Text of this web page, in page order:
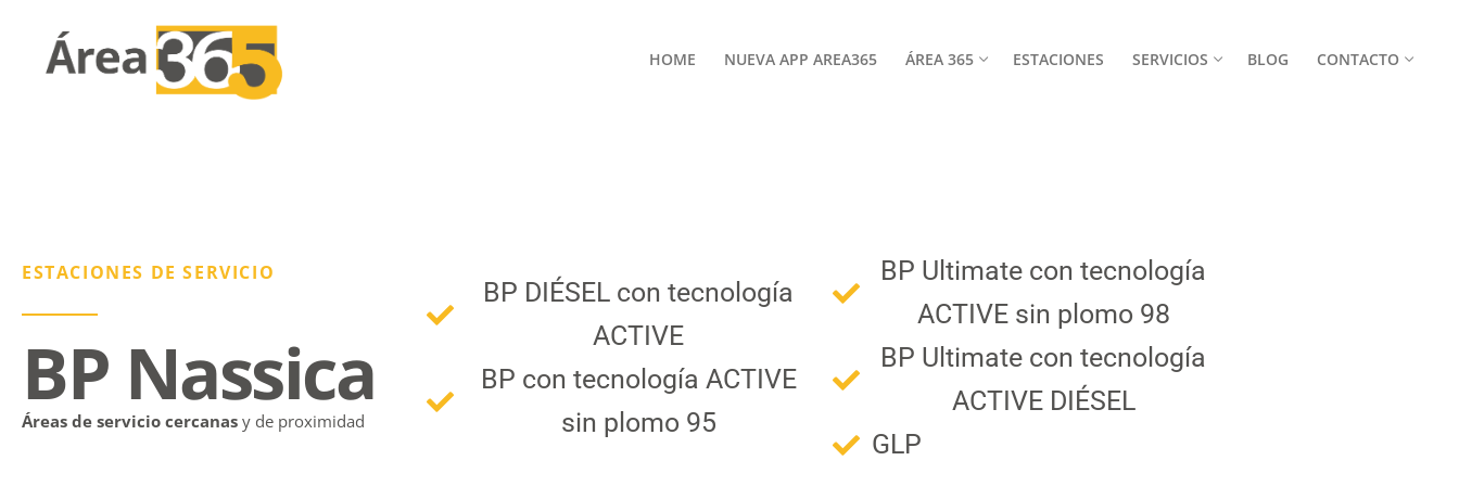
HOME NUEVA APP AREA365 ÁREA 365 ESTACIONES SERVICIOS BLOG CONTACTO
Servicios
ESTACIONES DE SERVICIO
BP Nassica
Áreas de servicio cercanas y de proximidad
BP DIÉSEL con tecnología
ACTIVE
BP con tecnología ACTIVE
sin plomo 95
BP Ultimate con tecnología
ACTIVE sin plomo 98
BP Ultimate con tecnología
ACTIVE DIÉSEL
GLP